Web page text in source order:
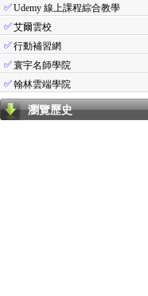
✅Udemy 線上課程綜合教學
✅艾爾雲校
✅行動補習網
✅寰宇名師學院
✅翰林雲端學院
瀏覽歷史